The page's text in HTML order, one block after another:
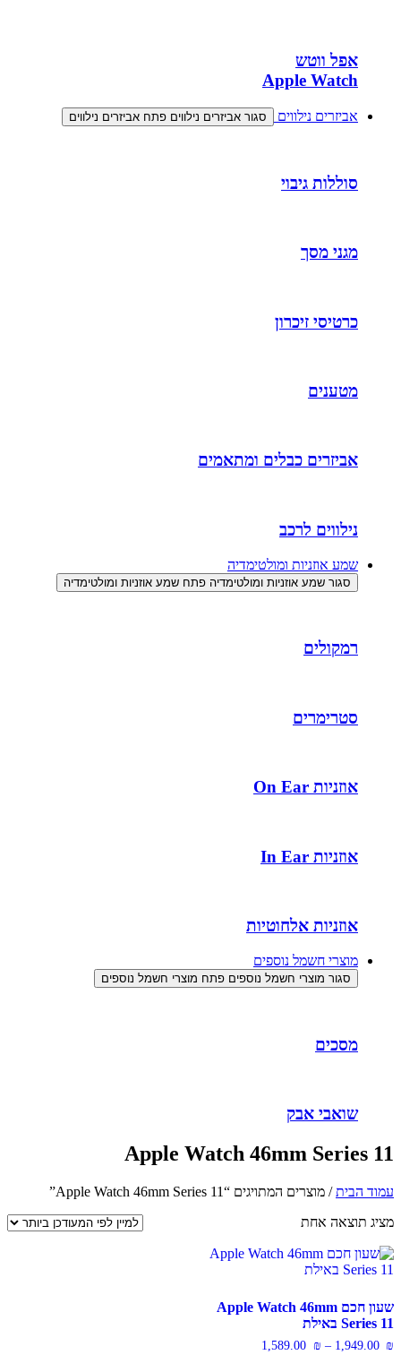
אפל ווטש
Apple Watch
אביזרים נילווים סגור אביזרים נילווים פתח אביזרים נילווים
סוללות גיבוי
מגני מסך
כרטיסי זיכרון
מטענים
אביזרים כבלים ומתאמים
נילווים לרכב
שמע אוזניות ומולטימדיה
סגור שמע אוזניות ומולטימדיה פתח שמע אוזניות ומולטימדיה
רמקולים
סטרימרים
אוזניות On Ear
אוזניות In Ear
אוזניות אלחוטיות
מוצרי חשמל נוספים
סגור מוצרי חשמל נוספים פתח מוצרי חשמל נוספים
מסכים
שואבי אבק
Apple Watch 46mm Series 11
עמוד הבית/ מוצרים המתויגים “Apple Watch 46mm Series 11”
מציג תוצאה אחת
שעון חכם Apple Watch 46mm
Series 11 באילת
‎1,589.00 ₪ – ‎1,949.00 ₪